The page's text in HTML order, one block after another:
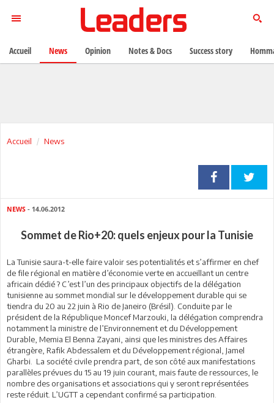
Accueil News
NEWS - 14.06.2012
Sommet de Rio+20: quels enjeux pour la Tunisie
La Tunisie saura-t-elle faire valoir ses potentialités et s’affirmer en chef
de file régional en matière d’économie verte en accueillant un centre
africain dédié ? C’est l’un des principaux objectifs de la délégation
tunisienne au sommet mondial sur le développement durable qui se
tiendra du 20 au 22 juin à Rio de Janeiro (Brésil). Conduite par le
président de la République Moncef Marzouki, la délégation comprendra
notamment la ministre de l’Environnement et du Développement
Durable, Memia El Benna Zayani, ainsi que les ministres des Affaires
étrangère, Rafik Abdessalem et du Développement régional, Jamel
Gharbi.
La société civile prendra part, de son côté aux manifestations
parallèles prévues du 15 au 19 juin courant, mais faute de ressources, le
nombre des organisations et associations qui y seront représentées
reste réduit. L’UGTT a cependant confirmé sa participation.
Accueil News Opinion Notes & Docs Success story